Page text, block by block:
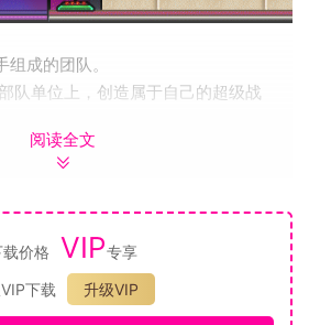
成的团队。
队单位上，创造属于自己的超级战
诗般的魔王大战。
性电子配件，从炸药到响指手套一概
中的不确定因素，例如电动扶梯、移
战性的关卡，值得您一探究竟，踊跃
阅读全文
载价格 VIP专享
下载
升级VIP